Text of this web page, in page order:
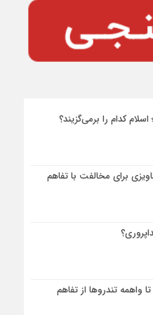
کدام را برمی‌گزیند؟
برای مخالفت با تفاهم
واهمه تندروها از تفاهم